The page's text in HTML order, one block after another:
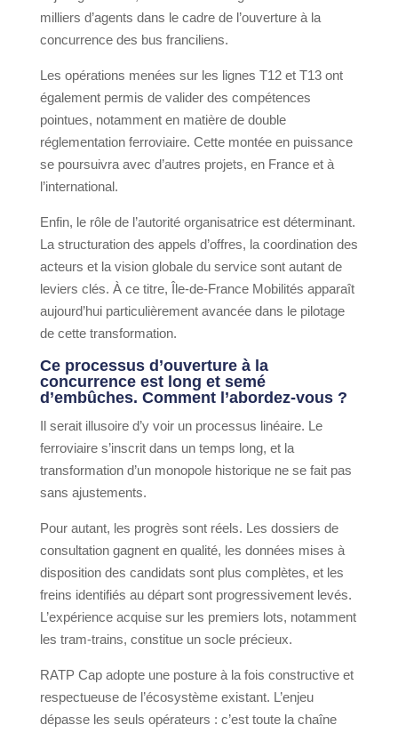
milliers d’agents dans le cadre de l’ouverture à la
concurrence des bus franciliens.
Les opérations menées sur les lignes T12 et T13 ont
également permis de valider des compétences
pointues, notamment en matière de double
réglementation ferroviaire. Cette montée en puissance
se poursuivra avec d’autres projets, en France et à
l’international.
Enfin, le rôle de l’autorité organisatrice est déterminant.
La structuration des appels d’offres, la coordination des
acteurs et la vision globale du service sont autant de
leviers clés. À ce titre, Île-de-France Mobilités apparaît
aujourd’hui particulièrement avancée dans le pilotage
de cette transformation.
Ce processus d’ouverture à la
concurrence est long et semé
d’embûches. Comment l’abordez-vous ?
Il serait illusoire d’y voir un processus linéaire. Le
ferroviaire s’inscrit dans un temps long, et la
transformation d’un monopole historique ne se fait pas
sans ajustements.
Pour autant, les progrès sont réels. Les dossiers de
consultation gagnent en qualité, les données mises à
disposition des candidats sont plus complètes, et les
freins identifiés au départ sont progressivement levés.
L’expérience acquise sur les premiers lots, notamment
les tram-trains, constitue un socle précieux.
RATP Cap adopte une posture à la fois constructive et
respectueuse de l’écosystème existant. L’enjeu
dépasse les seuls opérateurs : c’est toute la chaîne